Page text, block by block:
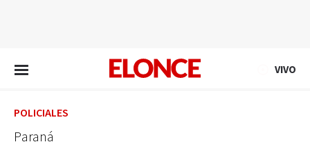
VIVO
POLICIALES
Paraná